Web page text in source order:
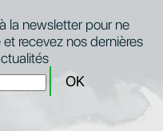
la newsletter pour ne
recevez nos dernières